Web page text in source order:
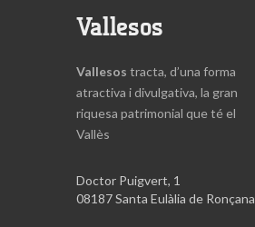
Vallesos
Vallesos tracta, d’una forma
atractiva i divulgativa, la gran
riquesa patrimonial que té el
Vallès
Doctor Puigvert, 1
08187 Santa Eulàlia de Ronçana